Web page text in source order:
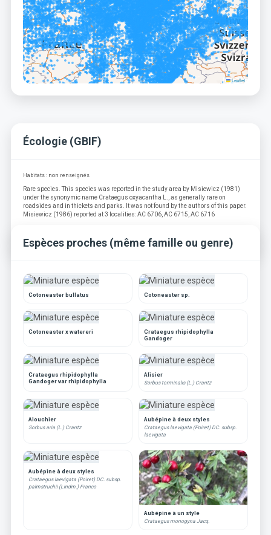
Leaflet
Écologie (GBIF)
Habitats : non renseignés
Rare species. This species was reported in the study area by Misiewicz (1981)
under the synonymic name Crataegus oxyacantha L., as generally rare on
roadsides and in thickets and parks. It was not found by the authors of this paper.
Misiewicz (1986) reported at 3 localities: AC 6706, AC 6715, AC 6716
Espèces proches (même famille ou genre)
Cotoneaster bullatus Cotoneaster sp.
Cotoneaster x watereri
Crataegus rhipidophylla
Gandoger
Crataegus rhipidophylla
Gandoger var rhipidophylla
Alisier
Sorbus torminalis (L.) Crantz
Alouchier
Sorbus aria (L.) Crantz
Aubépine à deux styles
Crataegus laevigata (Poiret) DC. subsp.
laevigata
Aubépine à deux styles
Crataegus laevigata (Poiret) DC. subsp.
palmstruchii (Lindm.) Franco
Aubépine à un style
Crataegus monogyna Jacq.